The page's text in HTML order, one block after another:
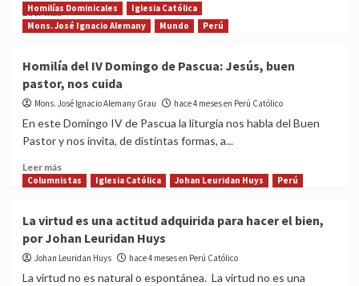
de
Santo
Mogrovejo
por
300
de
su
Leer másRead
more
a
Santo
Toribio
de
Mogrovejo,
Patrono
Episcopado
Homilías Dominicales
Iglesia Católica
Mons. José Ignacio Alemany
Mundo Perú
Homilía del IV Domingo de Pascua: Jesús, buen
pastor, nos cuida
Mons. José Ignacio Alemany Grau hace 4 meses en Perú Católico
En este Domingo IV de Pascua la liturgia nos habla del Buen
Pastor y nos invita, de distintas formas, a...
Leer másRead
more
del
IV
Domingo
de
Columnistas Iglesia Católica Johan Leuridan Huys Perú
La virtud es una actitud adquirida para hacer el bien,
por Johan Leuridan Huys
Johan Leuridan Huys hace 4 meses en Perú Católico
La virtud no es natural o espontánea. La virtud no es una